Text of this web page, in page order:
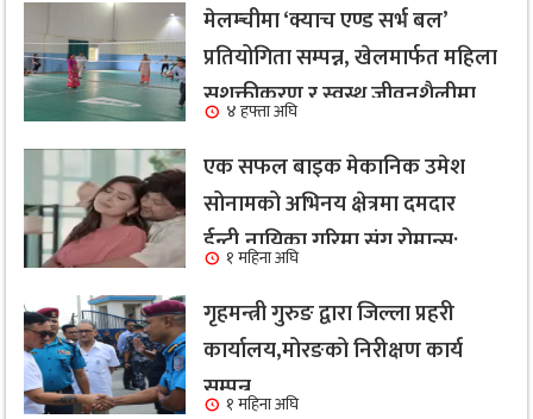
मेलम्चीमा ‘क्याच एण्ड सर्भ बल’
प्रतियोगिता सम्पन्न, खेलमार्फत महिला
सशक्तीकरण र स्वस्थ जीवनशैलीमा
जोड
४ हफ्ता अघि
एक सफल बाइक मेकानिक उमेश
सोनामको अभिनय क्षेत्रमा दमदार
ईन्ट्री,नायिका गरिमा संग रोमान्स:
हेर्नुहोस भिडियो ।
१ महिना अघि
गृहमन्त्री गुरुङ द्वारा जिल्ला प्रहरी
कार्यालय,मोरङको निरीक्षण कार्य
सम्पन्न१ महिना अघि